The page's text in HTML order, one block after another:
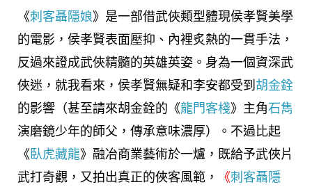
《刺客聶隱娘》是一部借武俠類型體現侯孝賢美學
的電影，侯孝賢表面壓抑、內裡炙熱的一貫手法，
反過來證成武俠精髓的英雄英姿。身為一個資深武
俠迷，就我看來，侯孝賢無疑和李安都受到 胡金銓
的影響（甚至請來胡金銓的《龍門客棧》主角石雋
演磨鏡少年的師父，傳承意味濃厚）。不過比起
《 臥虎藏龍》融冶商業藝術於一爐，既給予武俠片
武打奇觀，又拍出真正的俠客風範，
《刺客聶隱